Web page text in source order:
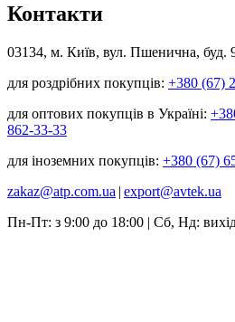
Контакти
03134, м. Київ, вул. Пшенична, буд.
для роздрібних покупців: +380 (67)
для оптових покупців в Україні:
862-33-33
для іноземних покупців: +380 (67)
zakaz@atp.com.ua | export@avtek.ua
Пн-Пт: з 9:00 до 18:00 | Сб, Нд: